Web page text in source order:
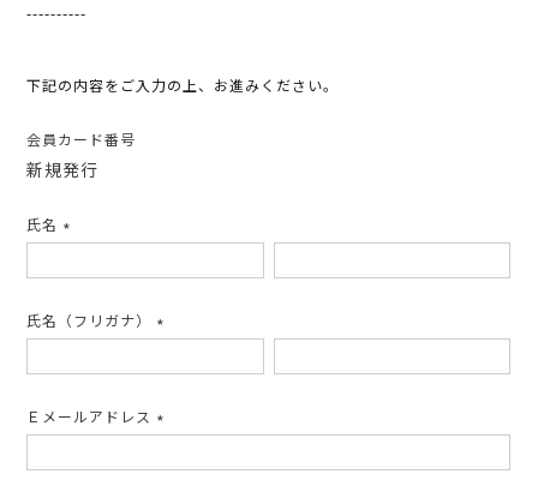
----------
下記の内容をご入力の上、お進みください。
会員カード番号
新規発行
氏名
須)
氏名（フリガナ）
須)
Ｅメールアドレス
須)